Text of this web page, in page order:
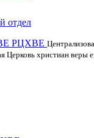
отдел
РЦХВЕ
Церковь христиан веры